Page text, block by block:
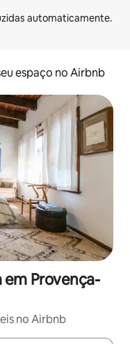
espaço no Airbnb
Provença-
no Airbnb